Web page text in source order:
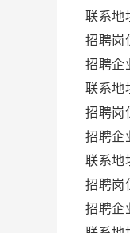
联系地
招聘岗
招聘企
联系地
招聘岗
招聘企
联系地
招聘岗
招聘企